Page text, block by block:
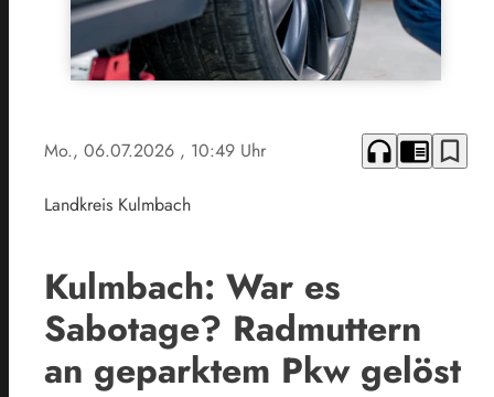
Mo., 06.07.2026 , 10:49 Uhr headphones chrome_reader_mode bookmark_border
Landkreis Kulmbach
Kulmbach: War es
Sabotage? Radmuttern
an geparktem Pkw gelöst